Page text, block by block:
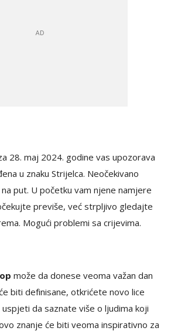
28. maj 2024. godine vas upozorava
u znaku Strijelca. Neočekivano
put. U početku vam njene namjere
previše, već strpljivo gledajte
Mogući problemi sa crijevima.
može da donese veoma važan dan
biti definisane, otkrićete novo lice
da saznate više o ljudima koji
znanje će biti veoma inspirativno za